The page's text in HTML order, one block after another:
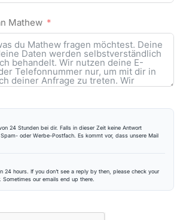
Mathew
24 Stunden bei dir. Falls in dieser Zeit keine Antwort
oder Werbe-Postfach. Es kommt vor, dass unsere Mail
24 hours. If you don’t see a reply by then, please check your
our emails end up there.